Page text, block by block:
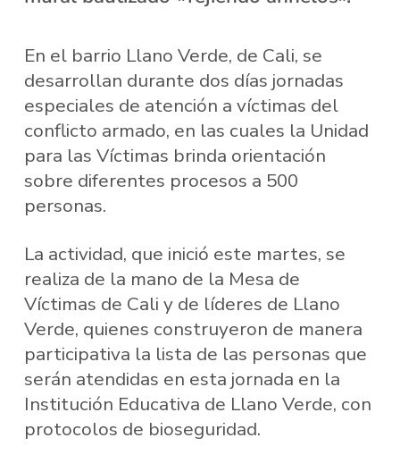
En el barrio Llano Verde, de Cali, se
desarrollan durante dos días jornadas
especiales de atención a víctimas del
conflicto armado, en las cuales la Unidad
para las Víctimas brinda orientación
sobre diferentes procesos a 500
personas.
La actividad, que inició este martes, se
realiza de la mano de la Mesa de
Víctimas de Cali y de líderes de Llano
Verde, quienes construyeron de manera
participativa la lista de las personas que
serán atendidas en esta jornada en la
Institución Educativa de Llano Verde, con
protocolos de bioseguridad.